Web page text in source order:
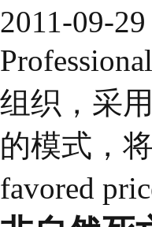
2011-09-
组织，采
的模式，
favored